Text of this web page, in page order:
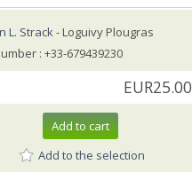
L. Strack- Loguivy Plougras
: +33-679439230
EUR25.00
Add to cart
Add to the selection